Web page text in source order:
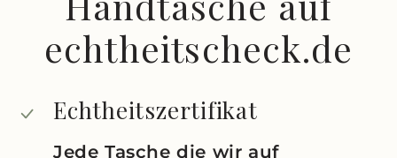
echtheitscheck.de
Echtheitszertifikat
Jede Tasche die wir auf